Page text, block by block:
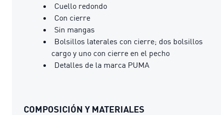
Cuello redondo
Con cierre
Sin mangas
Bolsillos laterales con cierre; dos bolsillos
cargo y uno con cierre en el pecho
Detalles de la marca PUMA
COMPOSICIÓN Y MATERIALES